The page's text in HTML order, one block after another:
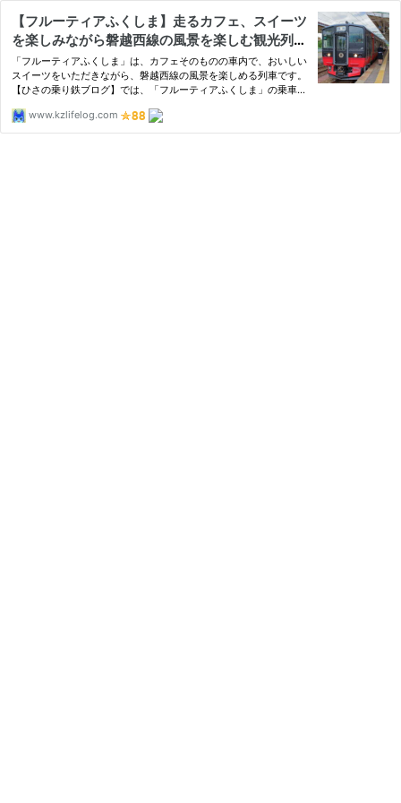
【フルーティアふくしま】走るカフェ、スイーツ
を楽しみながら磐越西線の風景を楽しむ観光列
車！ 予約方法、おすすめの座席も紹介します！
「フルーティアふくしま」は、カフェそのものの車内で、おいしい
スイーツをいただきながら、磐越西線の風景を楽しめる列車です。
【ひさの乗り鉄ブログ】では、「フルーティアふくしま」の乗車記
紹介します。
www.kzlifelog.com